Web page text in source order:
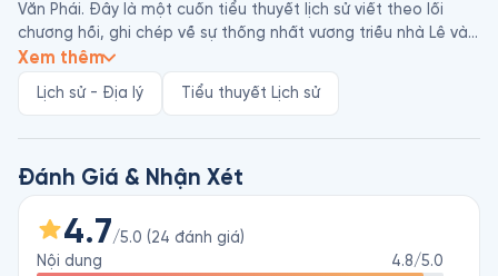
Văn Phái. Đây là một cuốn tiểu thuyết lịch sử viết theo lối
chương hồi, ghi chép về sự thống nhất vương triều nhà Lê vào
thời điểm Tây Sơn diệt Trịnh trả lại Bắc Hà cho Vua Lê đến khi
Nguyễn Ánh đánh bại Tây Sơn, thống nhất cả nước. Đây là
tác phẩm viết theo thể chí - một lối văn ghi chép sự vật, sự
cuối Triều Lê sang đầu Triều Nguyễn (cuối thế kỉ XVIII, đầu thế
kỉ XIX). Toàn bộ tác phẩm gồm có 17 hồi.
Bảy hồi đầu tiên là phần chính biên do Ngô Thì Chí viết, mười
hồi tiếp theo là phần tục biên, trong đó có 7 hồi được cho là
Xem thêm
Lịch sử - Địa lý Tiểu thuyết Lịch sử
Đánh Giá & Nhận Xét
4.7/5.0 (24 đánh giá)
Nội dung
4.8/5.0